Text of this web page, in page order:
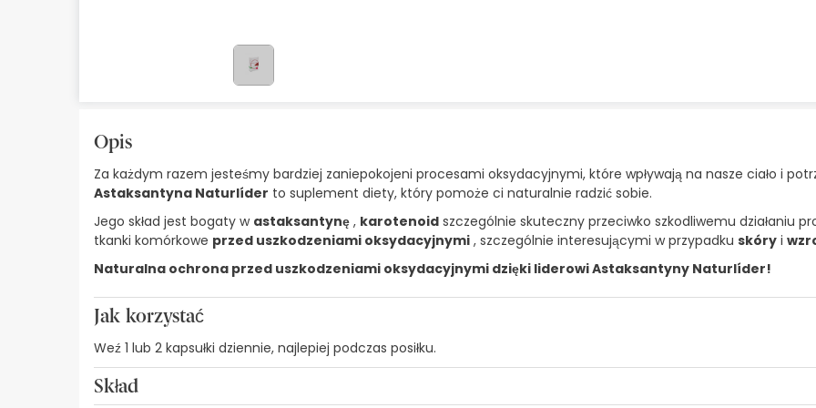
Bestsellery
Health Points
Opis
Za każdym razem jesteśmy bardziej zaniepokojeni procesami oksydacyjnymi, które wpływają na nasze ciało i
Astaksantyna Naturlíder to suplement diety, który pomoże ci naturalnie radzić sobie.
Jego skład jest bogaty w astaksantynę , karotenoid szczególnie skuteczny przeciwko szkodliwemu działaniu
tkanki komórkowe przed uszkodzeniami oksydacyjnymi , szczególnie interesującymi w przypadku skóry i
Naturalna ochrona przed uszkodzeniami oksydacyjnymi dzięki liderowi Astaksantyny Naturlíder!
Jak korzystać
Weź 1 lub 2 kapsułki dziennie, najlepiej podczas posiłku.
Skład